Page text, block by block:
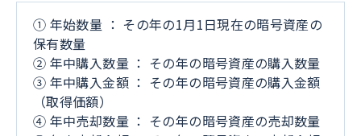
① 年始数量 ： その年の1月1日現在の暗号資産の
保有数量
② 年中購入数量 ： その年の暗号資産の購入数量
③ 年中購入金額 ： その年の暗号資産の購入金額
（取得価額）
④ 年中売却数量 ： その年の暗号資産の売却数量